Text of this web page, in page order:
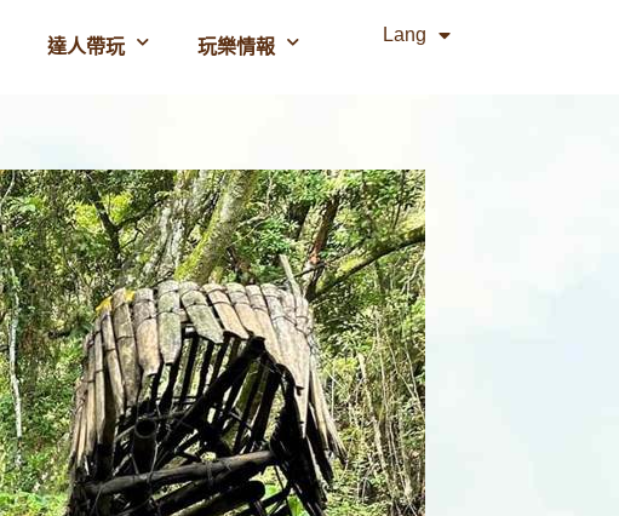
達人帶玩 玩樂情報
Lang